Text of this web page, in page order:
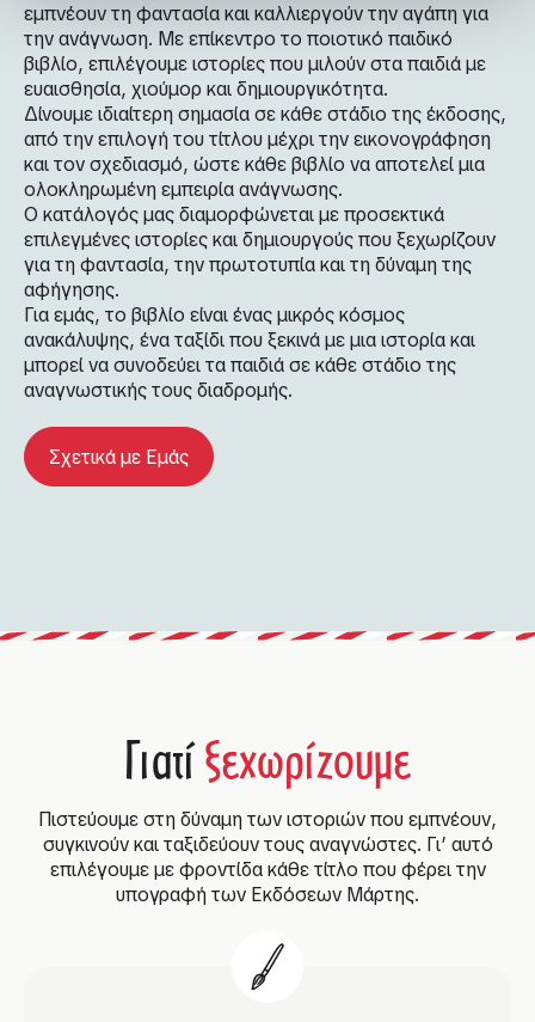
εμπνέουν τη φαντασία και καλλιεργούν την αγάπη για
την ανάγνωση. Με επίκεντρο το ποιοτικό παιδικό
βιβλίο, επιλέγουμε ιστορίες που μιλούν στα παιδιά με
ευαισθησία, χιούμορ και δημιουργικότητα.
Δίνουμε ιδιαίτερη σημασία σε κάθε στάδιο της έκδοσης,
από την επιλογή του τίτλου μέχρι την εικονογράφηση
και τον σχεδιασμό, ώστε κάθε βιβλίο να αποτελεί μια
ολοκληρωμένη εμπειρία ανάγνωσης.
Ο κατάλογός μας διαμορφώνεται με προσεκτικά
επιλεγμένες ιστορίες και δημιουργούς που ξεχωρίζουν
για τη φαντασία, την πρωτοτυπία και τη δύναμη της
αφήγησης.
Για εμάς, το βιβλίο είναι ένας μικρός κόσμος
ανακάλυψης, ένα ταξίδι που ξεκινά με μια ιστορία και
μπορεί να συνοδεύει τα παιδιά σε κάθε στάδιο της
αναγνωστικής τους διαδρομής.
Σχετικά με Εμάς
Γιατίξεχωρίζουμε
Πιστεύουμε στη δύναμη των ιστοριών που εμπνέουν,
συγκινούν και ταξιδεύουν τους αναγνώστες. Γι’ αυτό
επιλέγουμε με φροντίδα κάθε τίτλο που φέρει την
υπογραφή των Εκδόσεων Μάρτης.